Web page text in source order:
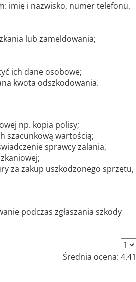
imię i nazwisko, numer telefonu,
lub zameldowania;
ich dane osobowe;
kwota odszkodowania.
np. kopia polisy;
szacunkową wartością;
sprawcy zalania,
za zakup uszkodzonego sprzętu,
podczas zgłaszania szkody
Średnia ocena: 4.41